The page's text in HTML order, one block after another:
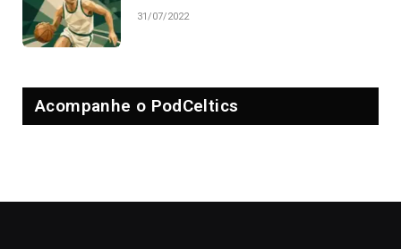
31/07/2022
Acompanhe o PodCeltics